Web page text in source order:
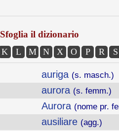
Sfoglia il dizionario
K L M N X O P R S
auriga (s. masch.)
aurora (s. femm.)
Aurora (nome pr.
ausiliare (agg.)